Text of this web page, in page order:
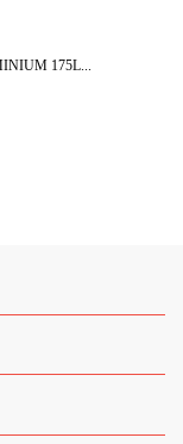
175L...